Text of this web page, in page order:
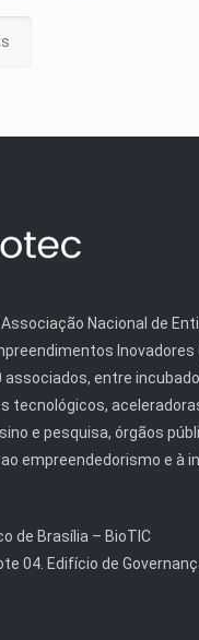
Nacional de
Inovadores
associados, entre
tecnológicos,
e pesquisa, órgãos
empreendedorismo e à
de Brasília – BioTIC
04. Edifício de